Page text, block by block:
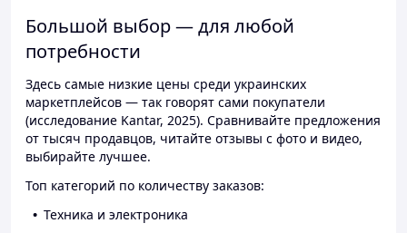
Большой выбор — для любой
потребности
Здесь самые низкие цены среди украинских
маркетплейсов — так говорят сами покупатели
(исследование Kantar, 2025). Сравнивайте предложения
от тысяч продавцов, читайте отзывы с фото и видео,
выбирайте лучшее.
Топ категорий по количеству заказов:
Техника и электроника